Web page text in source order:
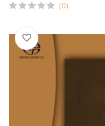
(0)